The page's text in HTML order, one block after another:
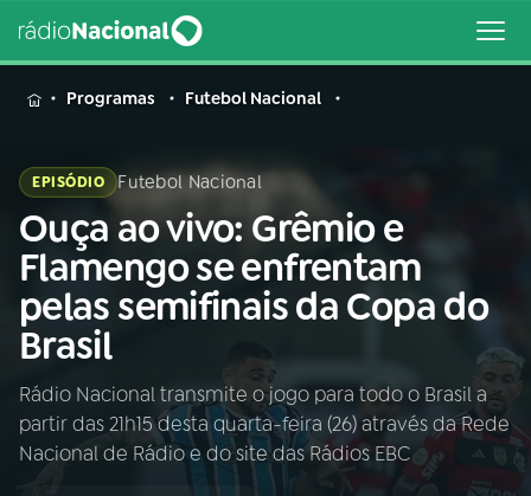
MENU
Buscar
na
Rádio
Nacional
Buscar
01INÍCIO
Programas Futebol Nacional
EPISÓDIO Futebol Nacional
Ouça ao vivo: Grêmio e
Flamengo se enfrentam
pelas semifinais da Copa do
Brasil
Rádio Nacional transmite o jogo para todo o Brasil a
partir das 21h15 desta quarta-feira (26) através da Rede
Nacional de Rádio e do site das Rádios EBC